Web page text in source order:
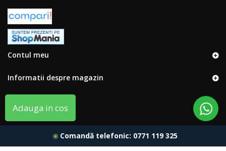
Adauga in cos
Contul meu
Informatii despre magazin
Comandă telefonic: 0771 119 325